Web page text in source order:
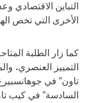
التباين الاقتصادي
الأخرى التي تخص
كما زار الطلبة
التمييز العنصري،
تاون” في
السادسة” في كيب